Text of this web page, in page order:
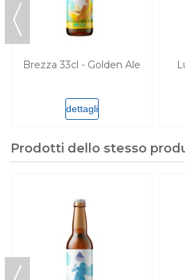
Brezza 33cl - Golden Ale
dettagli
Prodotti dello stesso